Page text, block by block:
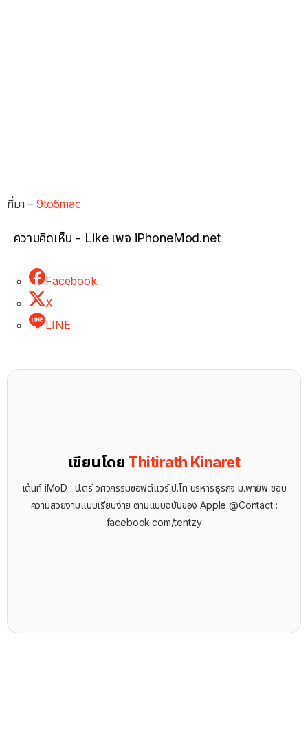
ที่มา –9to5mac
ความคิดเห็น - Like เพจ iPhoneMod.net
Facebook
X
LINE
เขียนโดย Thitirath Kinaret
เต้นท์ iMoD : ป.ตรี วิศวกรรมซอฟต์แวร์ ป.โท บริหารธุรกิจ ม.พายัพ ชอบ
ความสวยงามแบบเรียบง่าย ตามแบบฉบับของ Apple @Contact :
facebook.com/tentzy